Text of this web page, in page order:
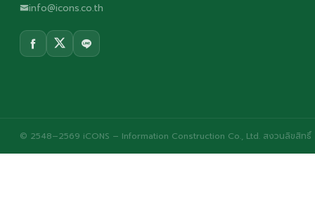
info@icons.co.th
© 2548–2569 iCONS – Information Construction Co., Ltd. สงวนลิขสิทธิ์